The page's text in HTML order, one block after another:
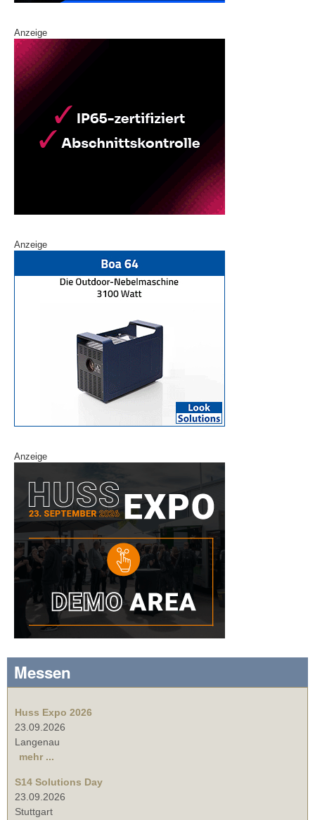
Anzeige
Anzeige
Anzeige
Messen
Huss Expo 2026
23.09.2026
Langenau
mehr ...
S14 Solutions Day
23.09.2026
Stuttgart